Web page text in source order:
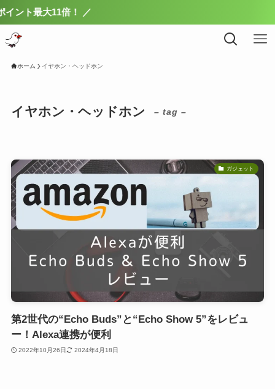
ト最大11倍！ ／
ホーム イヤホン・ヘッドホン
イヤホン・ヘッドホン – tag –
ガジェット
第2世代の“Echo Buds”と“Echo Show 5”をレビュ
ー！Alexa連携が便利
2022年10月26日 2024年4月18日